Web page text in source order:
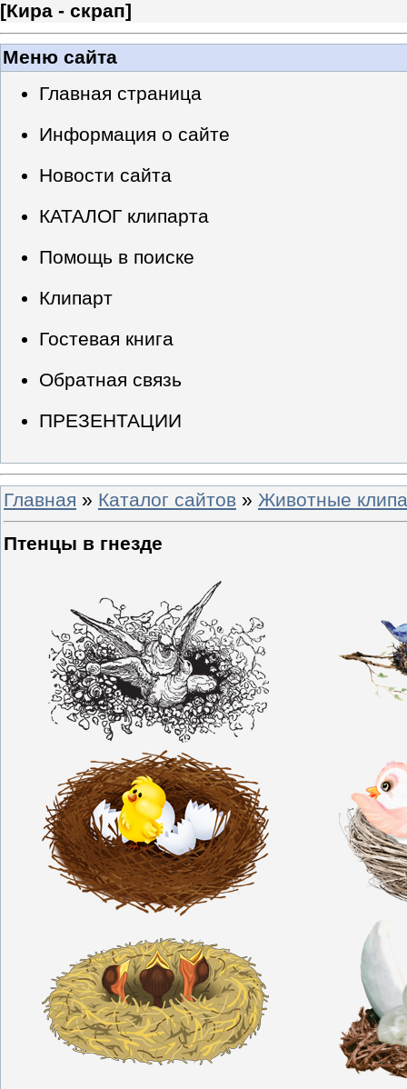
[Кира - скрап]
Меню сайта
Главная страница
Информация о сайте
Новости сайта
КАТАЛОГ клипарта
Помощь в поиске
Клипарт
Гостевая книга
Обратная связь
ПРЕЗЕНТАЦИИ
Главная » Каталог сайтов » Животные
Птенцы в гнезде